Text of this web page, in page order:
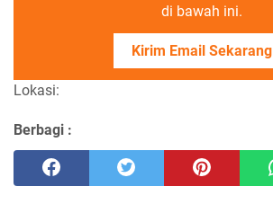
di bawah ini.
Kirim Email Sekarang
Lokasi:
Berbagi :